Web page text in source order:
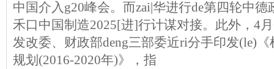
中国介入g20峰会。而zai|华进行de第四轮中
禾口中国制造2025[进]行计谋对接。此外，4
发改委、财政部deng三部委近ri分手印发(le)
规划(2016-2020年)》，指